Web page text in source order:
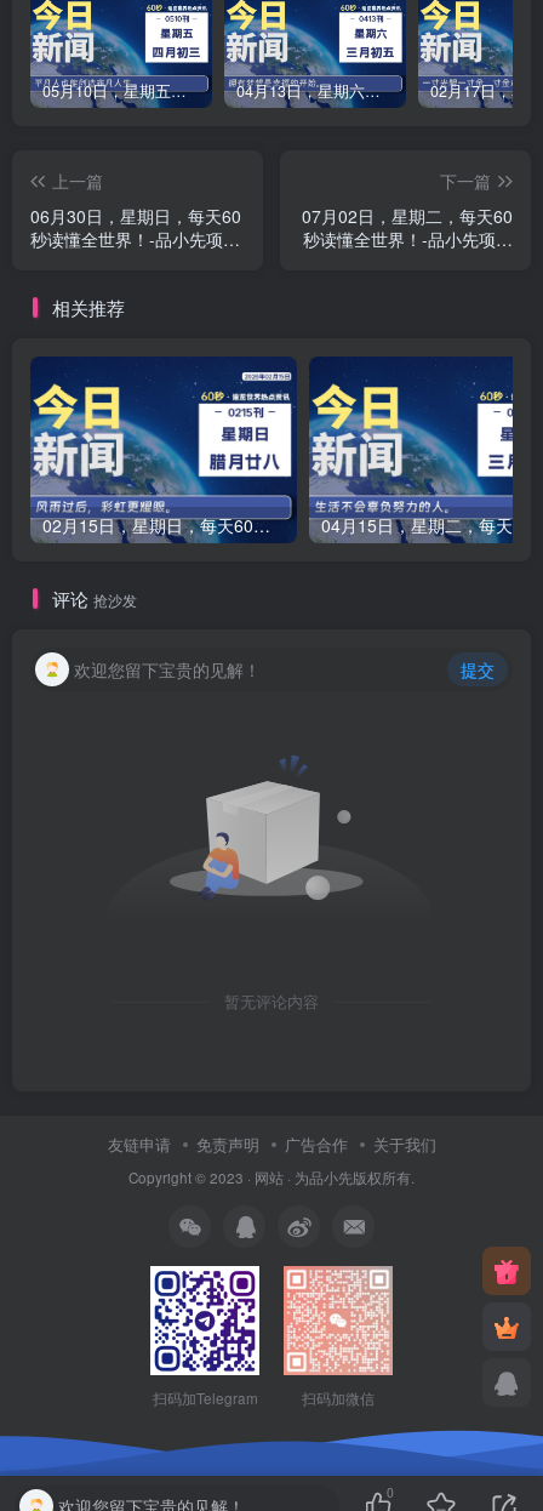
05月10日，星期五，每天60秒读懂全世界！-品小先项目发源地 04月13日，星期六，每天60秒读懂全世界！-品小先项目发源地
上一篇
06月30日，星期日，每天60
秒读懂全世界！-品小先项目
下一篇
07月02日，星期二，每天60
秒读懂全世界！-品小先项目
相关推荐
02月15日，星期日，每天60秒读懂全世界！-品小先项目发源地
评论 抢沙发
欢迎您留下宝贵的见解！ 提交
暂无评论内容
友链申请 免责声明 广告合作 关于我们
Copyright © 2023 · 网站 · 为品小先版权所有.
扫码加Telegram 扫码加微信
欢迎您留下宝贵的见解！
0